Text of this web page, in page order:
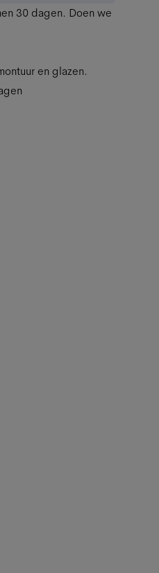
30 dagen. Doen we
en glazen.